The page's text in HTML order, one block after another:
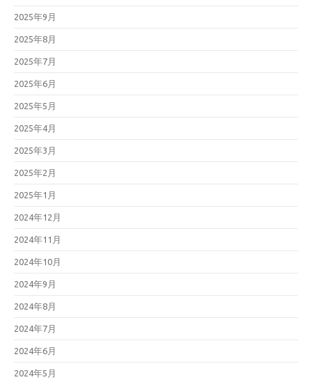
2025年9月
2025年8月
2025年7月
2025年6月
2025年5月
2025年4月
2025年3月
2025年2月
2025年1月
2024年12月
2024年11月
2024年10月
2024年9月
2024年8月
2024年7月
2024年6月
2024年5月